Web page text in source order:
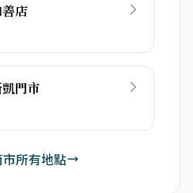
店
門市
所有地點